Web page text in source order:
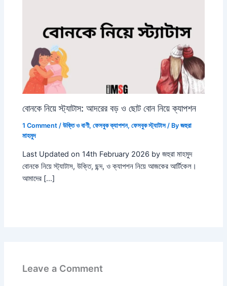
বোনকে নিয়ে স্ট্যাটাস: আদরের বড় ও ছোট বোন নিয়ে ক্যাপশন
1 Comment /উক্তি ও বাণী,ফেসবুক ক্যাপশন,ফেসবুক স্ট্যাটাস/ Byজহুরা
মাহমুদ
Last Updated on 14th February 2026 by জহুরা মাহমুদ
বোনকে নিয়ে স্ট্যাটাস, উক্তি, ছন্দ, ও ক্যাপশন নিয়ে আজকের আর্টিকেল।
আমাদের […]
Leave a Comment